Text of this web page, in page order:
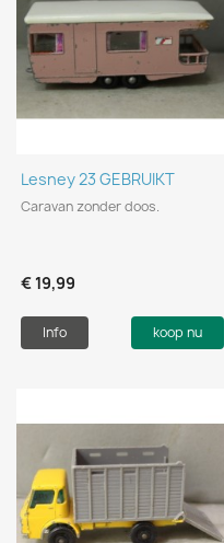
Lesney 23 GEBRUIKT
Caravan zonder doos.
€ 19,99
Info koop nu